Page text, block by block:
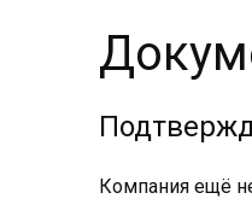
Компания ещё